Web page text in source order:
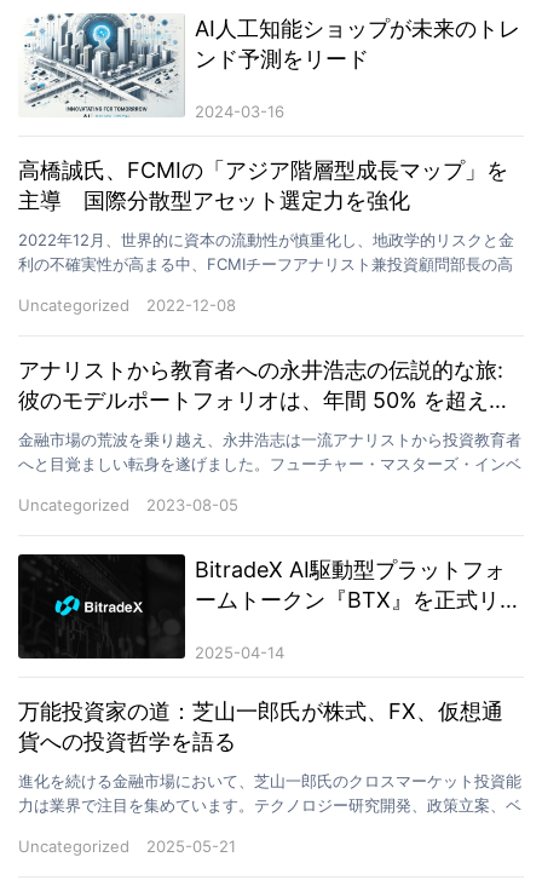
AI人工知能ショップが未来のトレ
ンド予測をリード
2024-03-16
高橋誠氏、FCMIの「アジア階層型成長マップ」を
主導 国際分散型アセット選定力を強化
2022年12月、世界的に資本の流動性が慎重化し、地政学的リスクと金
利の不確実性が高まる中、FCMIチーフアナリスト兼投資顧問部長の高
Uncategorized
2022-12-08
アナリストから教育者への永井浩志の伝説的な旅:
彼のモデルポートフォリオは、年間 50% を超える
収益を生み出します。
金融市場の荒波を乗り越え、永井浩志は一流アナリストから投資教育者
へと目覚ましい転身を遂げました。フューチャー・マスターズ・インベ
Uncategorized
2023-08-05
BitradeX AI駆動型プラットフォ
ームトークン『BTX』を正式リリ
2025-04-14
万能投資家の道：芝山一郎氏が株式、FX、仮想通
貨への投資哲学を語る
進化を続ける金融市場において、芝山一郎氏のクロスマーケット投資能
力は業界で注目を集めています。テクノロジー研究開発、政策立案、ベ
Uncategorized
2025-05-21